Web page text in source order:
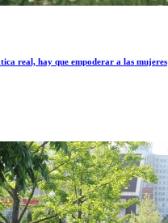
real, hay que empoderar a las mujeres